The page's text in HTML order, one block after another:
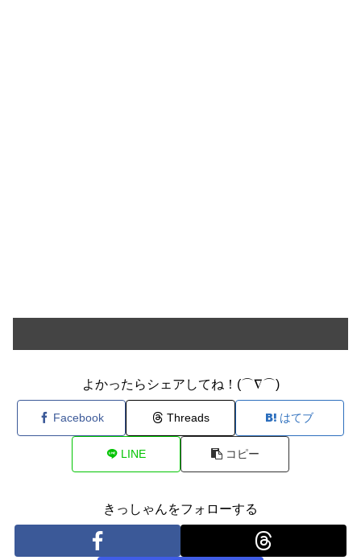
よかったらシェアしてね！(⌒∇⌒)
Facebook Threads はてブ
LINE コピー
きっしゃんをフォローする